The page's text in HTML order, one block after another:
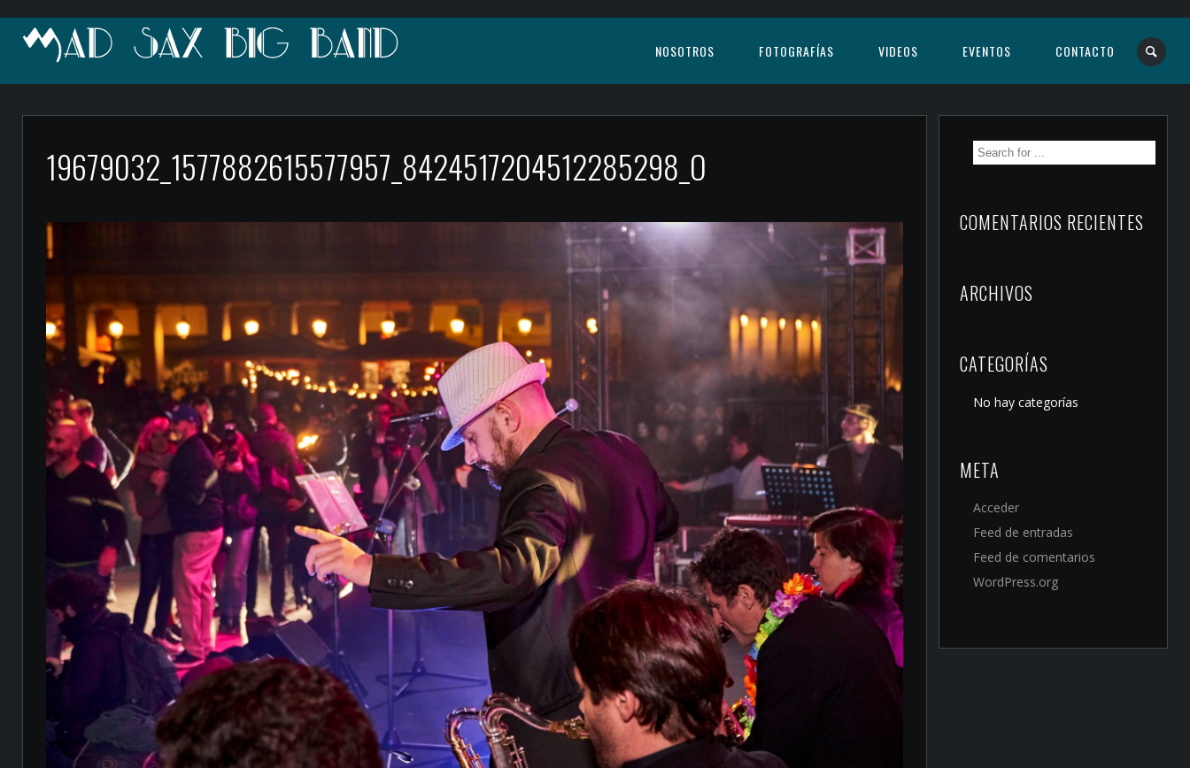
NOSOTROS FOTOGRAFÍAS VIDEOS EVENTOS CONTACTO
19679032_1577882615577957_8424517204512285298_O
COMENTARIOS RECIENTES
ARCHIVOS
CATEGORÍAS
No hay categorías
META
Acceder
Feed de entradas
Feed de comentarios
WordPress.org